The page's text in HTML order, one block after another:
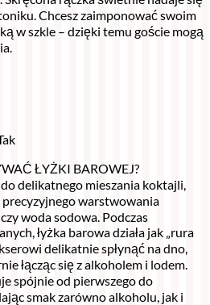
Chcesz zaimponować swoim
w szkle – dzięki temu goście mogą
ŁYŻKI BAROWEJ?
delikatnego mieszania koktajli,
warstwowania
woda sodowa. Podczas
łyżka barowa działa jak „rura
delikatnie spłynąć na dno,
łącząc się z alkoholem i lodem.
spójnie od pierwszego do
smak zarówno alkoholu, jak i